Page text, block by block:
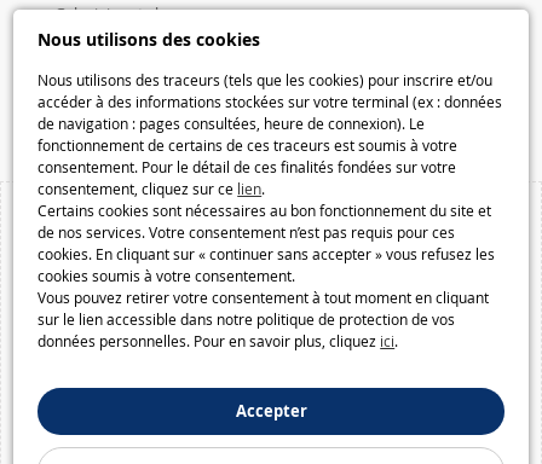
Nous utilisons des cookies
Nous utilisons des traceurs (tels que les cookies) pour inscrire et/ou
accéder à des informations stockées sur votre terminal (ex : données
de navigation : pages consultées, heure de connexion). Le
fonctionnement de certains de ces traceurs est soumis à votre
consentement. Pour le détail de ces finalités fondées sur votre
consentement, cliquez sur ce lien.
Certains cookies sont nécessaires au bon fonctionnement du site et
de nos services. Votre consentement n’est pas requis pour ces
cookies. En cliquant sur « continuer sans accepter » vous refusez les
cookies soumis à votre consentement.
Vous pouvez retirer votre consentement à tout moment en cliquant
sur le lien accessible dans notre politique de protection de vos
données personnelles. Pour en savoir plus, cliquez ici.
Accepter
Galaxiejouets.be
Galaxiespielzeug.be
Speelgoedmelkweg.be
Macway.com